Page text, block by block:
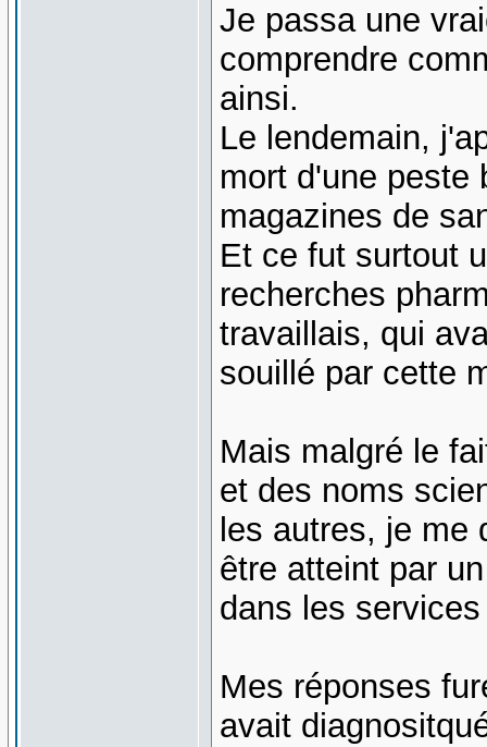
Je passa une
comprendre
ainsi.
Le lendemain,
mort d'une peste
magazines de
Et ce fut surtout
recherches
travaillais, qui
souillé par cette
Mais malgré le
et des noms
les autres, je me
être atteint par
dans les
Mes réponses
avait